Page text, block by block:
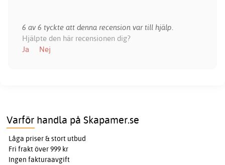
6 av 6 tyckte att denna recension var till hjälp.
Hjälpte den här recensionen dig?
Ja
Nej
Varför handla på Skapamer.se
Låga priser & stort utbud
Fri frakt över 999 kr
Ingen fakturaavgift